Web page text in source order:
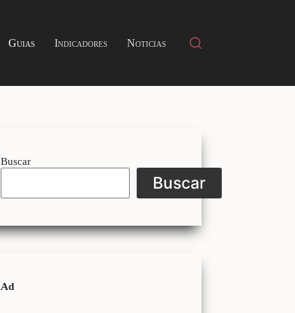
Guias Indicadores Noticias
Buscar
Buscar
Ad